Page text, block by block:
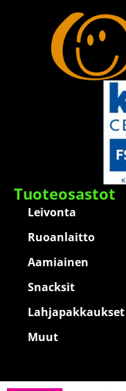
Tuoteosastot
Leivonta
Ruoanlaitto
Aamiainen
Snacksit
Lahjapakkaukset
Muut